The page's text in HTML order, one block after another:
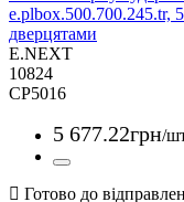
e.plbox.500.700.245.tr,
дверцятами
E.NEXT
10824
CP5016
5 677.22грн/